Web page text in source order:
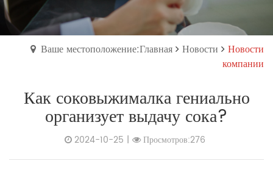
Ваше местоположение:Главная Новости
Новости
компании
Как соковыжималка гениально
организует выдачу сока?
2024-10-25 | Просмотров:276